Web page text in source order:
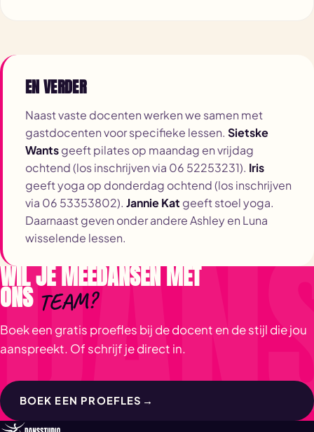
EN VERDER
Naast vaste docenten werken we samen met
gastdocenten voor specifieke lessen. Sietske
Wantsgeeft pilates op maandag en vrijdag
ochtend (los inschrijven via 06 52253231). Iris
geeft yoga op donderdag ochtend (los inschrijven
via 06 53353802). Jannie Kat geeft stoel yoga.
Daarnaast geven onder andere Ashley en Luna
wisselende lessen.
WIL JE MEEDANSEN MET
ONS TEAM?
Boek een gratis proefles bij de docent en de stijl die jou
aanspreekt. Of schrijf je direct in.
BOEK EEN PROEFLES →